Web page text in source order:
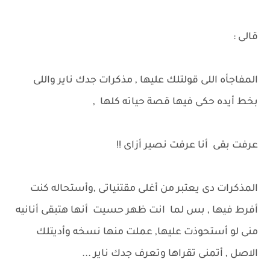
قالى :
المفاجأه اللى قولتلك عليها , مذكرات جدك ناير واللى
بخط أيده حكى فيها قصة حياته كلها ,
عرفت بقى أنا عرفت نصير أزاى !!
المذكرات دى يعتبر من أغلى مقتنياتى ,وأستحاله كنت
أفرط فيها , بس لما انت ظهر حسيت أنها هتبقى أنانيه
منى لو أستحوذت عليها, عملت منها نسخه وأديتلك
الاصل , أتمنى تقراها وتعرف جدك ناير ...